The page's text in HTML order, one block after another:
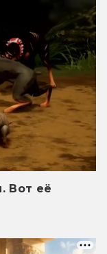
Вот её